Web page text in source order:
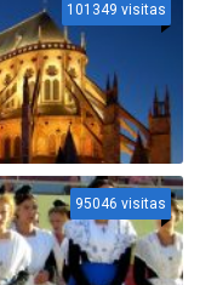
101349 visitas
95046 visitas